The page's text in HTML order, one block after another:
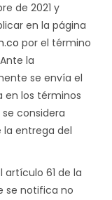
de 2021 y
en la página
por el término
la
se envía el
en los términos
considera
la entrega del
61 de la
se notifica no